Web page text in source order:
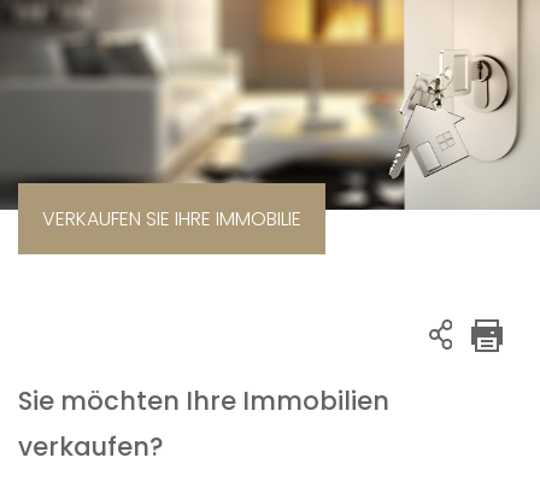
VERKAUFEN SIE IHRE IMMOBILIE
Sie möchten Ihre Immobilien
verkaufen?